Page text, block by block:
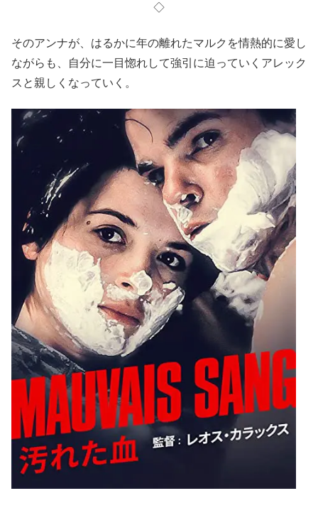
◇
そのアンナが、はるかに年の離れたマルクを情熱的に愛し
ながらも、自分に一目惚れして強引に迫っていくアレック
スと親しくなっていく。